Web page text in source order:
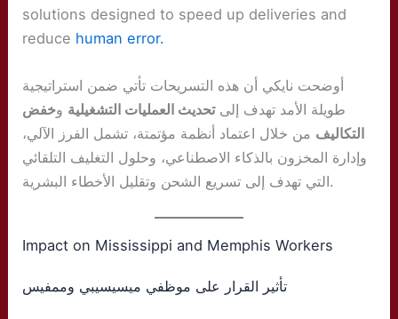
solutions designed to speed up deliveries and
reduce human error.
أوضحت نايكي أن هذه التسريحات تأتي ضمن استراتيجية
طويلة الأمد تهدف إلىتحديث العمليات التشغيلية وخفض
التكاليف من خلال اعتماد أنظمة مؤتمتة، تشمل الفرز الآلي،
وإدارة المخزون بالذكاء الاصطناعي، وحلول التغليف التلقائي
التي تهدف إلى تسريع الشحن وتقليل الأخطاء البشرية.
Impact on Mississippi and Memphis Workers
تأثير القرار على موظفي ميسيسيبي وممفيس